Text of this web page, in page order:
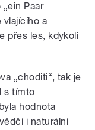
Paar
vlajícího a
přes les, kdykoli
„choditi“, tak je
s tímto
hodnota
i naturální